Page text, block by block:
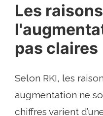
Les
pas claires
Selon RKI, les
augmentation ne
chiffres varient